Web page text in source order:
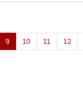
9 10 11 12